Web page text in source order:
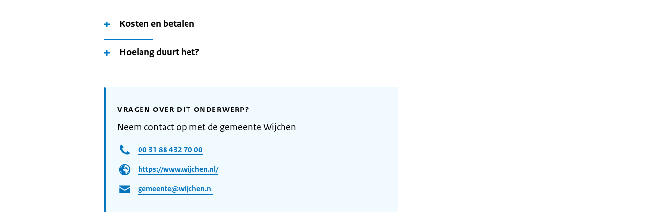
Kosten en betalen
Hoelang duurt het?
VRAGEN OVER DIT ONDERWERP?
Neem contact op met de gemeente Wijchen
00 31 88 432 70 00
https://www.wijchen.nl/
gemeente@wijchen.nl